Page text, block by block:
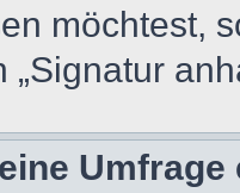
möchtest,
„Signatur